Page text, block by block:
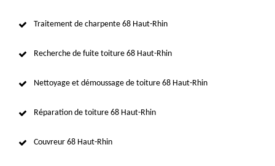
Traitement de charpente 68 Haut-Rhin
Recherche de fuite toiture 68 Haut-Rhin
Nettoyage et démoussage de toiture 68 Haut-Rhin
Réparation de toiture 68 Haut-Rhin
Couvreur 68 Haut-Rhin